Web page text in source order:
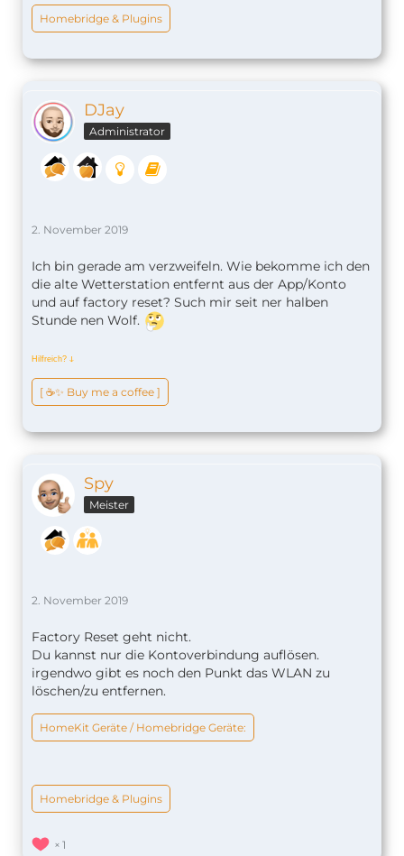
Homebridge & Plugins
DJay
Administrator
2. November 2019
Ich bin gerade am verzweifeln. Wie bekomme ich den
die alte Wetterstation entfernt aus der App/Konto
und auf factory reset? Such mir seit ner halben
Stunde nen Wolf.
Hilfreich? ↆ
[ ☕️✨ Buy me a coffee ]
Spy
Meister
2. November 2019
Factory Reset geht nicht.
Du kannst nur die Kontoverbindung auflösen.
irgendwo gibt es noch den Punkt das WLAN zu
löschen/zu entfernen.
HomeKit Geräte / Homebridge Geräte:
Homebridge & Plugins
1